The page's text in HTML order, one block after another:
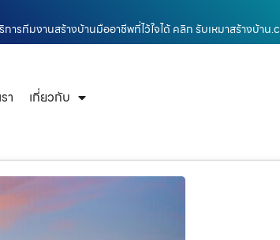
รทีมงานสร้างบ้านมืออาชีพที่ไว้ใจได้ คลิก รับเหมาสร้างบ้าน
า เกี่ยวกับ